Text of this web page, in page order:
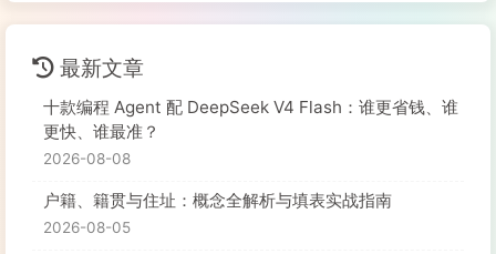
最新文章
十款编程 Agent 配 DeepSeek V4 Flash：谁更省钱、谁
更快、谁最准？
2026-08-08
户籍、籍贯与住址：概念全解析与填表实战指南
2026-08-05